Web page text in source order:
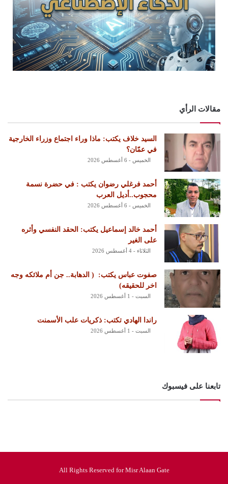
مقالات الرأي
السيد خلاف يكتب: ماذا وراء اجتماع وزراء الخارجية
في عمّان؟
الخميس - 6 أغسطس 2026
أحمد فرغلي رضوان يكتب : في حضرة نسمة
محجوب..أديل العرب
الخميس - 6 أغسطس 2026
أحمد خالد إسماعيل يكتب: الحقد النفسي وأثره
على الغير
الثلاثاء - 4 أغسطس 2026
‏صفوت عباس يكتب: ‏ ‏( الدهابة.. جن أم ملائكه وجه
اخر للحقيقه)
السبت - 1 أغسطس 2026
راندا الهادي تكتب: ذكريات علب الأسمنت
السبت - 1 أغسطس 2026
تابعنا على فيسبوك
All Rights Reserved for Misr Alaan Gate